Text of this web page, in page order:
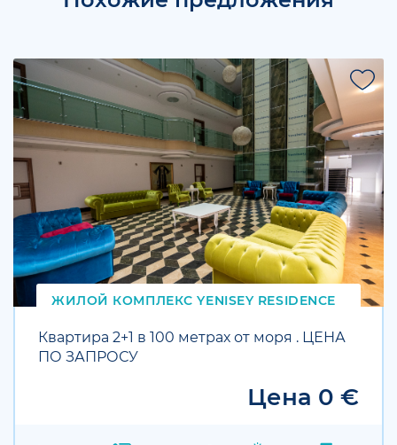
ЖИЛОЙ КОМПЛЕКСYENISEY RESIDENCE
SALE
Квартира 2+1 в 100 метрах от моря . ЦЕНА
ПО ЗАПРОСУ
Цена 0 €